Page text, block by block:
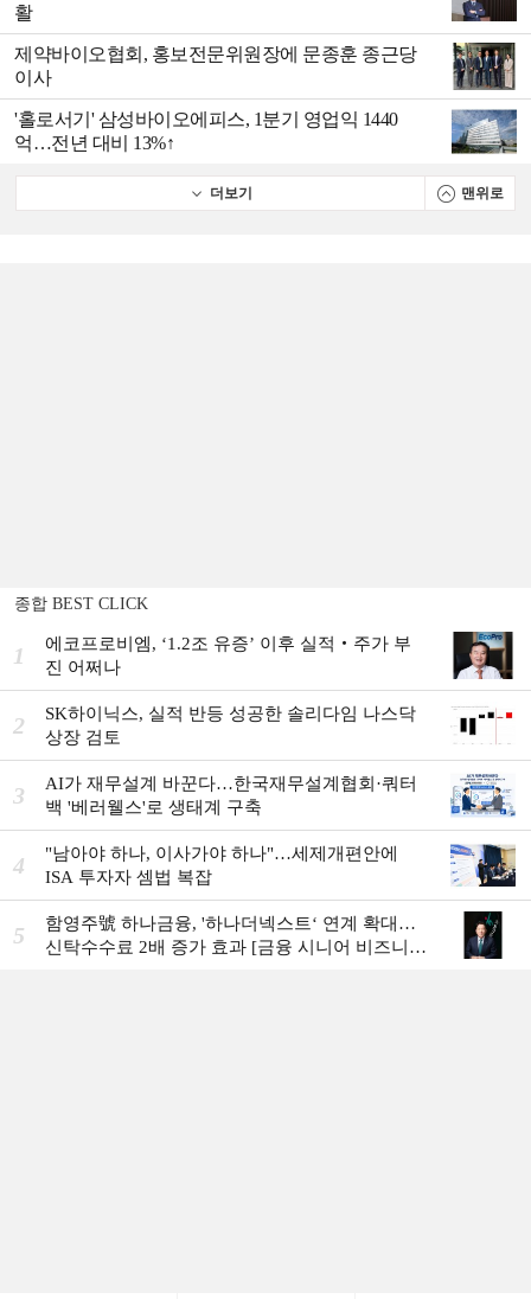
활
제약바이오협회, 홍보전문위원장에 문종훈 종근당
이사
'홀로서기' 삼성바이오에피스, 1분기 영업익 1440
억…전년 대비 13%↑
더보기 맨위로
종합 BEST CLICK
1
에코프로비엠, ‘1.2조 유증’ 이후 실적‧주가 부
진 어쩌나
2
SK하이닉스, 실적 반등 성공한 솔리다임 나스닥
상장 검토
3
AI가 재무설계 바꾼다…한국재무설계협회·쿼터
백 '베러웰스'로 생태계 구축
4
"남아야 하나, 이사가야 하나"…세제개편안에
ISA 투자자 셈법 복잡
5
함영주號 하나금융, '하나더넥스트‘ 연계 확대…
신탁수수료 2배 증가 효과 [금융 시니어 비즈니스